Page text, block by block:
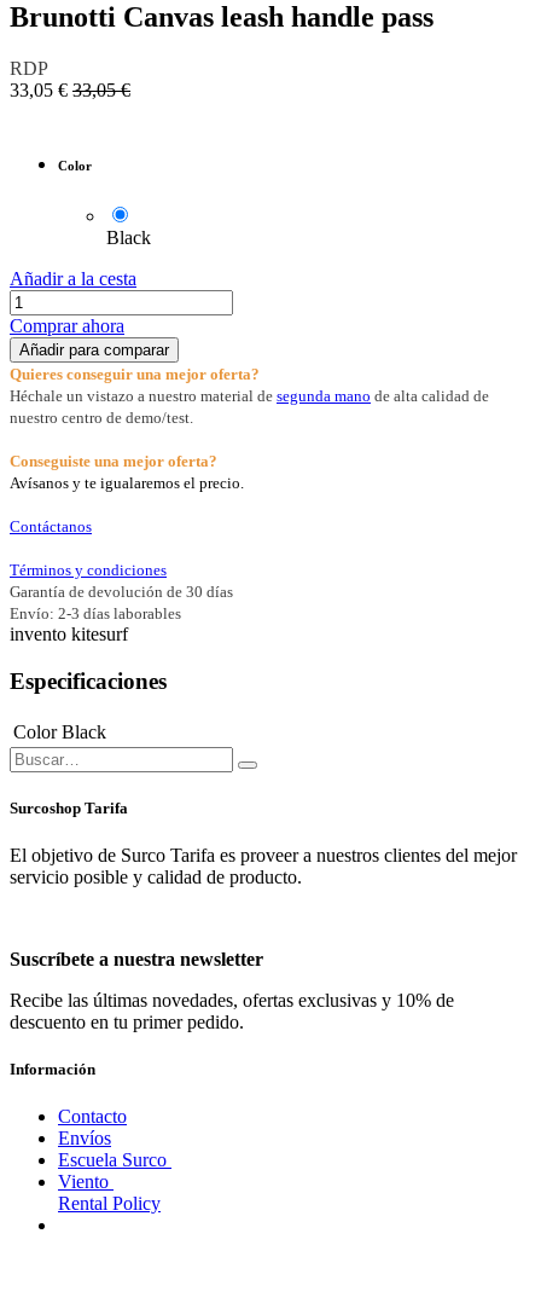
Brunotti Canvas leash handle pass
RDP
33,05 € 33,05€
Color
Black
Añadir a la cesta
Comprar ahora
Añadir para comparar
Quieres conseguir una mejor oferta?
Héchale un vistazo a nuestro material de segunda mano de alta calidad de
nuestro centro de demo/test.
Conseguiste una mejor oferta?
Avísanos y te igualaremos el precio.
Contáctanos
Términos y condiciones
Garantía de devolución de 30 días
Envío: 2-3 días laborables
invento kitesurf
Especificaciones
Color Black
Surcoshop Tarifa
El objetivo de Surco Tarifa es proveer a nuestros clientes del mejor
servicio posible y calidad de producto.
Suscríbete a nuestra newsletter
Recibe las últimas novedades, ofertas exclusivas y 10% de
descuento en tu primer pedido.
Información
Contacto
Envíos
Escuela Surco
Viento
Rental Policy